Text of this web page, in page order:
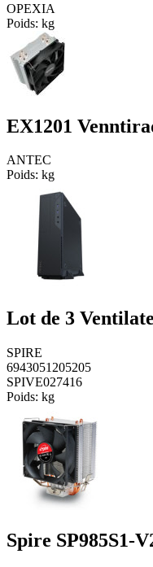
OPEXIA
Poids: kg
EX1201
ANTEC
Poids: kg
Lot de 3
SPIRE
6943051205205
SPIVE027416
Poids: kg
Spire SP985S1-